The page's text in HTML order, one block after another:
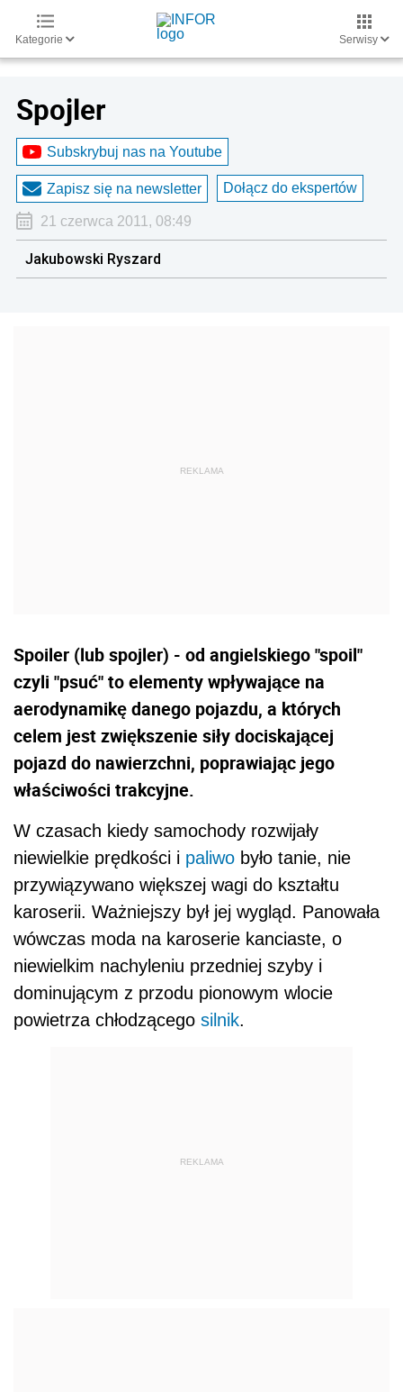
Kategorie Serwisy
Spojler
Subskrybuj nas na Youtube
Zapisz się na newsletter Dołącz do ekspertów
21 czerwca 2011, 08:49
Jakubowski Ryszard
Spoiler (lub spojler) - od angielskiego "spoil"
czyli "psuć" to elementy wpływające na
aerodynamikę danego pojazdu, a których
celem jest zwiększenie siły dociskającej
pojazd do nawierzchni, poprawiając jego
właściwości trakcyjne.
W czasach kiedy samochody rozwijały
niewielkie prędkości i paliwo było tanie, nie
przywiązywano większej wagi do kształtu
karoserii. Ważniejszy był jej wygląd. Panowała
wówczas moda na karoserie kanciaste, o
niewielkim nachyleniu przedniej szyby i
dominującym z przodu pionowym wlocie
powietrza chłodzącego silnik.
REKLAMA